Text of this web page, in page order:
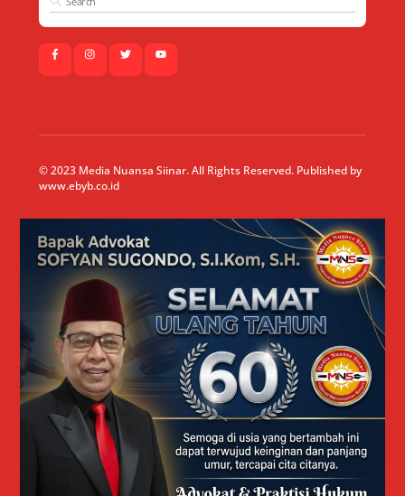
© 2023 Media Nuansa Siinar. All Rights Reserved. Published by
www.ebyb.co.id